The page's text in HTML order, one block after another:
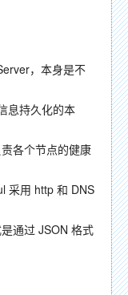
，本身是不
息持久化的本
各个节点的健康
采用 http 和 DNS
通过 JSON 格式